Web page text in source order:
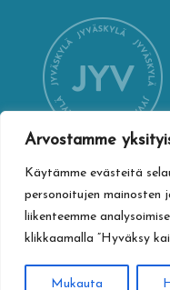
Arvostamme
Käytämme evästeitä
personoitujen mainosten
liikenteemme
klikkaamalla ”Hyväksy
Mukauta
Jyväskylän
Vapaudenkatu 32
40100 Jyväskylä